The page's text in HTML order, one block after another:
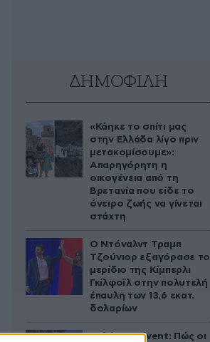
ΔΗΜΟΦΙΛΗ
«Κάηκε το σπίτι μας
στην Ελλάδα λίγο πριν
μετακομίσουμε»:
Απαρηγόρητη η
οικογένεια από τη
Βρετανία που είδε το
όνειρο ζωής να γίνεται
στάχτη
Ο Ντόναλντ Τραμπ
Τζούνιορ εξαγόρασε το
μερίδιο της Κίμπερλι
Γκίλφοϊλ στην πολυτελή
έπαυλη των 13,6 εκατ.
δολαρίων
Παλάτι Marivent: Πώς οι